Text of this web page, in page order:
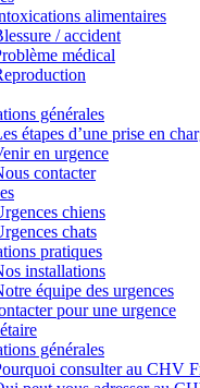
alimentaires
/ accident
médical
générales
étapes d’une prise en
en urgence
contacter
chiens
chats
pratiques
installations
équipe des urgences
pour une urgence
générales
consulter au CHV